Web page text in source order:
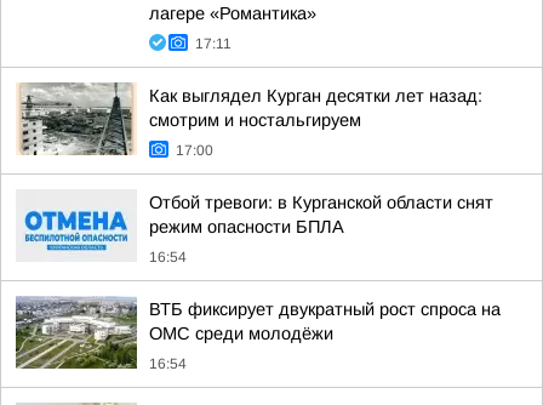
лагере «Романтика»
17:11
Как выглядел Курган десятки лет назад:
смотрим и ностальгируем
17:00
Отбой тревоги: в Курганской области снят
режим опасности БПЛА
16:54
ВТБ фиксирует двукратный рост спроса на
ОМС среди молодёжи
16:54